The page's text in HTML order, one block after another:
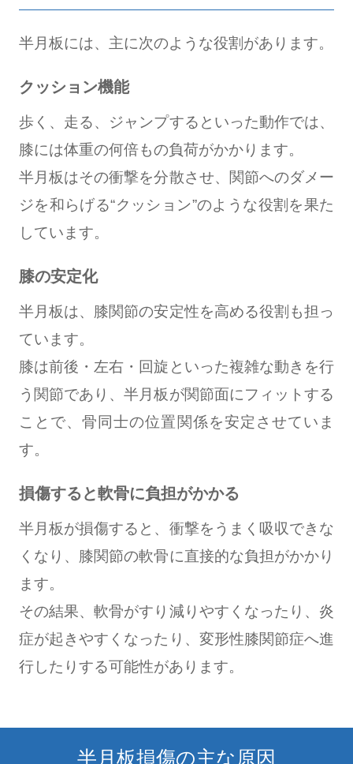
半月板には、主に次のような役割があります。
クッション機能
歩く、走る、ジャンプするといった動作では、
膝には体重の何倍もの負荷がかかります。
半月板はその衝撃を分散させ、関節へのダメー
ジを和らげる“クッション”のような役割を果た
しています。
膝の安定化
半月板は、膝関節の安定性を高める役割も担っ
ています。
膝は前後・左右・回旋といった複雑な動きを行
う関節であり、半月板が関節面にフィットする
ことで、骨同士の位置関係を安定させていま
す。
損傷すると軟骨に負担がかかる
半月板が損傷すると、衝撃をうまく吸収できな
くなり、膝関節の軟骨に直接的な負担がかかり
ます。
その結果、軟骨がすり減りやすくなったり、炎
症が起きやすくなったり、変形性膝関節症へ進
行したりする可能性があります。
半月板損傷の主な原因